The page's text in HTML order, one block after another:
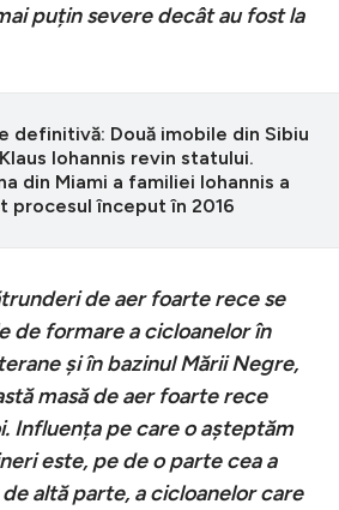
puțin severe decât au fost la
definitivă: Două imobile din Sibiu
Iohannis revin statului.
din Miami a familiei Iohannis a
procesul început în 2016
de aer foarte rece se
de formare a cicloanelor în
și în bazinul Mării Negre,
masă de aer foarte rece
Influența pe care o așteptăm
este, pe de o parte cea a
altă parte, a cicloanelor care